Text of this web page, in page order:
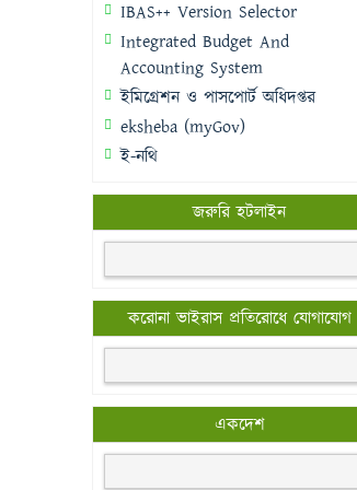
IBAS++ Version Selector
Integrated Budget And
Accounting System
ইমিগ্রেশন ও পাসপোর্ট অধিদপ্তর
eksheba (myGov)
ই-নথি
জরুরি হটলাইন
করোনা ভাইরাস প্রতিরোধে যোগাযোগ
একদেশ